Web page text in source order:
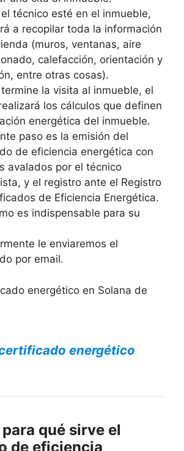
técnico esté en el inmueble,
a recopilar toda la información
(muros, ventanas, aire
calefacción, orientación y
entre otras cosas).
la visita al inmueble, el
los cálculos que definen
energética del inmueble.
paso es la emisión del
de eficiencia energética con
avalados por el técnico
y el registro ante el Registro
de Eficiencia Energética.
es indispensable para su
le enviaremos el
por email.
energético en Solana de
energético
qué sirve el
de eficiencia